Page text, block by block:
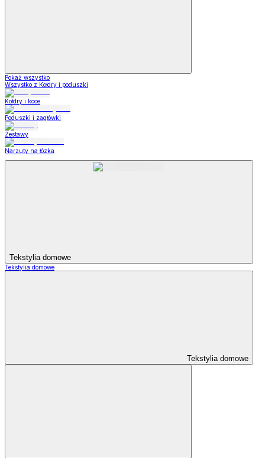
Pokaż wszystko
Wszystko z Kołdry i poduszki
Kołdry i koce
Poduszki i zagłówki
Zestawy
Narzuty na łózka
Tekstylia domowe
Tekstylia domowe
Tekstylia domowe